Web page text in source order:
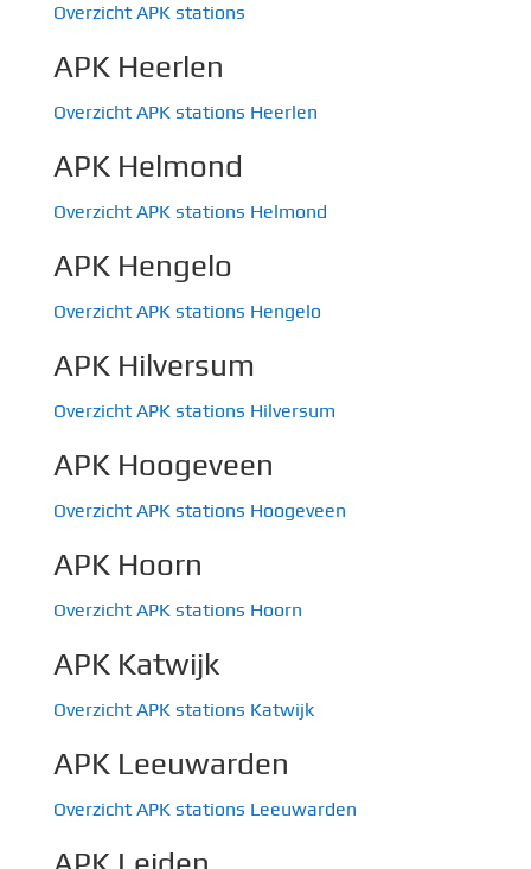
Overzicht APK stations
APK Heerlen
Overzicht APK stations Heerlen
APK Helmond
Overzicht APK stations Helmond
APK Hengelo
Overzicht APK stations Hengelo
APK Hilversum
Overzicht APK stations Hilversum
APK Hoogeveen
Overzicht APK stations Hoogeveen
APK Hoorn
Overzicht APK stations Hoorn
APK Katwijk
Overzicht APK stations Katwijk
APK Leeuwarden
Overzicht APK stations Leeuwarden